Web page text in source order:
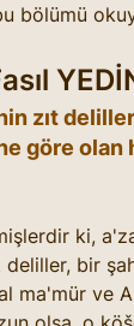
bölümü
zıt
göre olan
ki,
bir
ma'mür ve